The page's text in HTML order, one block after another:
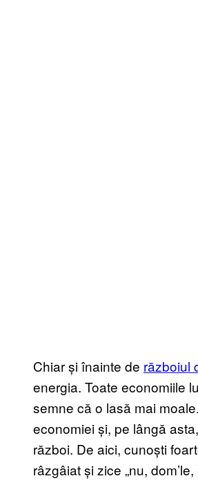
Chiar și înainte de războiul
energia. Toate economiile
semne că o lasă mai
economiei și, pe lângă
război. De aici, cunoști
râzgâiat și zice „nu,